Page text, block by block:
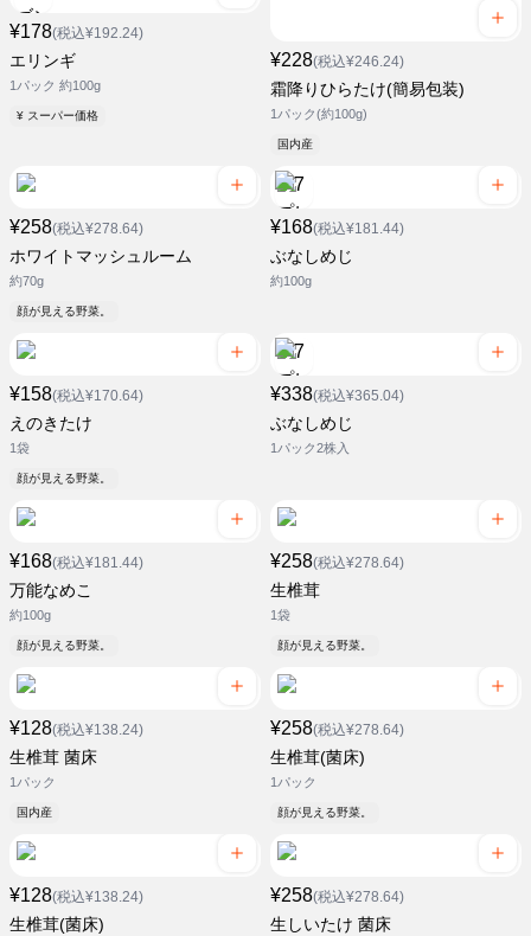
¥178(税込¥192.24)
エリンギ
1パック 約100g
¥ スーパー価格
¥228(税込¥246.24)
霜降りひらたけ(簡易包装)
1パック(約100g)
国内産
¥258(税込¥278.64)
ホワイトマッシュルーム
約70g
顔が見える野菜。
¥168(税込¥181.44)
ぶなしめじ
約100g
¥158(税込¥170.64)
えのきたけ
1袋
顔が見える野菜。
¥338(税込¥365.04)
ぶなしめじ
1パック2株入
¥168(税込¥181.44)
万能なめこ
約100g
顔が見える野菜。
¥258(税込¥278.64)
生椎茸
1袋
顔が見える野菜。
¥128(税込¥138.24)
生椎茸 菌床
1パック
国内産
¥258(税込¥278.64)
生椎茸(菌床)
1パック
顔が見える野菜。
¥128(税込¥138.24)
生椎茸(菌床)
¥258(税込¥278.64)
生しいたけ 菌床